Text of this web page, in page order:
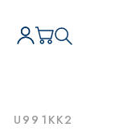
U991KK2